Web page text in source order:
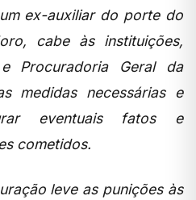
ex-auxiliar do porte do
cabe às instituições,
Procuradoria Geral da
medidas necessárias e
eventuais fatos e
cometidos.
leve as punições às